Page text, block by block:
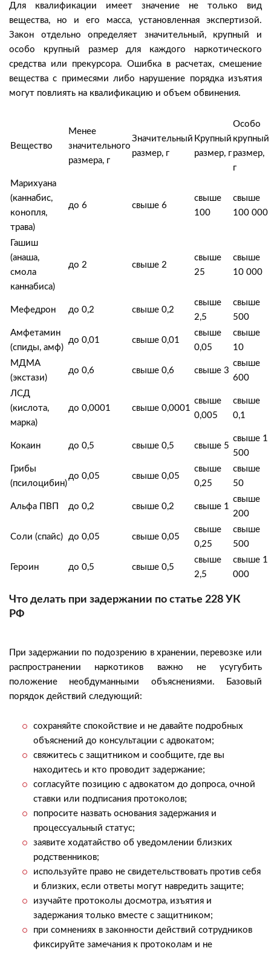
Для квалификации имеет значение не только вид
вещества, но и его масса, установленная экспертизой.
Закон отдельно определяет значительный, крупный и
особо крупный размер для каждого наркотического
средства или прекурсора. Ошибка в расчетах, смешение
вещества с примесями либо нарушение порядка изъятия
могут повлиять на квалификацию и объем обвинения.
Вещество
Менее
значительного
размера, г
Значительный
размер, г
Крупный
размер, г
Особо
крупный
размер,
г
Марихуана
(каннабис,
конопля,
трава)
до 6 свыше 6
свыше
100
свыше
100 000
Гашиш
(анаша,
смола
каннабиса)
до 2 свыше 2
свыше
25
свыше
10 000
Мефедрон до 0,2 свыше 0,2
свыше
2,5
свыше
500
Амфетамин
(спиды, амф)
до 0,01 свыше 0,01
свыше
0,05
свыше
10
МДМА
(экстази)
до 0,6 свыше 0,6 свыше 3
свыше
600
ЛСД
(кислота,
марка)
до 0,0001 свыше 0,0001
свыше
0,005
свыше
0,1
Кокаин до 0,5 свыше 0,5 свыше 5
свыше 1
500
Грибы
(псилоцибин)
до 0,05 свыше 0,05
свыше
0,25
свыше
50
Альфа ПВП до 0,2 свыше 0,2 свыше 1
свыше
200
Соли (спайс) до 0,05 свыше 0,05
свыше
0,25
свыше
500
Героин до 0,5 свыше 0,5
свыше
2,5
свыше 1
000
Что делать при задержании по статье 228 УК
РФ
При задержании по подозрению в хранении, перевозке или
распространении наркотиков важно не усугубить
положение необдуманными объяснениями. Базовый
порядок действий следующий:
сохраняйте спокойствие и не давайте подробных
объяснений до консультации с адвокатом;
свяжитесь с защитником и сообщите, где вы
находитесь и кто проводит задержание;
согласуйте позицию с адвокатом до допроса, очной
ставки или подписания протоколов;
попросите назвать основания задержания и
процессуальный статус;
заявите ходатайство об уведомлении близких
родственников;
используйте право не свидетельствовать против себя
и близких, если ответы могут навредить защите;
изучайте протоколы досмотра, изъятия и
задержания только вместе с защитником;
при сомнениях в законности действий сотрудников
фиксируйте замечания к протоколам и не